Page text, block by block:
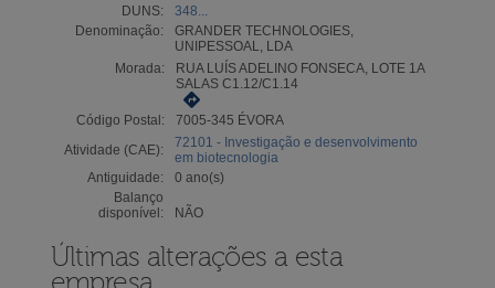
DUNS:
348...
Denominação:
GRANDER TECHNOLOGIES,
UNIPESSOAL, LDA
Morada:
RUA LUÍS ADELINO FONSECA, LOTE 1A
SALAS C1.12/C1.14
Código Postal:
7005-345 ÉVORA
Atividade (CAE):
72101 - Investigação e desenvolvimento
em biotecnologia
Antiguidade:
0 ano(s)
Balanço
disponível:
NÃO
Últimas alterações a esta